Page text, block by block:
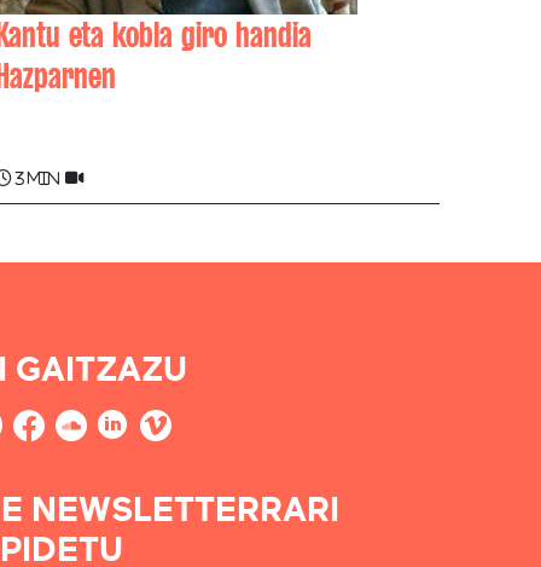
Kantu eta kobla giro handia
Hazparnen
3 min
GAITZAZU
NEWSLETTERRARI